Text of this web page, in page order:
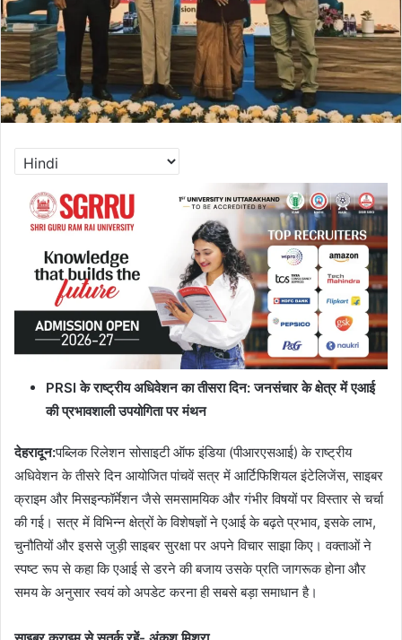
PRSI के राष्ट्रीय अधिवेशन का तीसरा दिन: जनसंचार के क्षेत्र में एआई
की प्रभावशाली उपयोगिता पर मंथन
देहरादून:पब्लिक रिलेशन सोसाइटी ऑफ इंडिया (पीआरएसआई) के राष्ट्रीय
अधिवेशन के तीसरे दिन आयोजित पांचवें सत्र में आर्टिफिशियल इंटेलिजेंस, साइबर
क्राइम और मिसइन्फॉर्मेशन जैसे समसामयिक और गंभीर विषयों पर विस्तार से चर्चा
की गई। सत्र में विभिन्न क्षेत्रों के विशेषज्ञों ने एआई के बढ़ते प्रभाव, इसके लाभ,
चुनौतियों और इससे जुड़ी साइबर सुरक्षा पर अपने विचार साझा किए। वक्ताओं ने
स्पष्ट रूप से कहा कि एआई से डरने की बजाय उसके प्रति जागरूक होना और
समय के अनुसार स्वयं को अपडेट करना ही सबसे बड़ा समाधान है।